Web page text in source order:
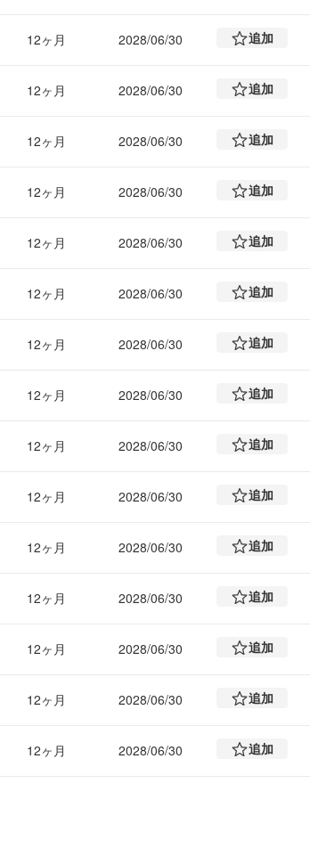
12ヶ月 2028/06/30 追加
12ヶ月 2028/06/30 追加
12ヶ月 2028/06/30 追加
12ヶ月 2028/06/30 追加
12ヶ月 2028/06/30 追加
12ヶ月 2028/06/30 追加
12ヶ月 2028/06/30 追加
12ヶ月 2028/06/30 追加
12ヶ月 2028/06/30 追加
12ヶ月 2028/06/30 追加
12ヶ月 2028/06/30 追加
12ヶ月 2028/06/30 追加
12ヶ月 2028/06/30 追加
12ヶ月 2028/06/30 追加
12ヶ月 2028/06/30 追加